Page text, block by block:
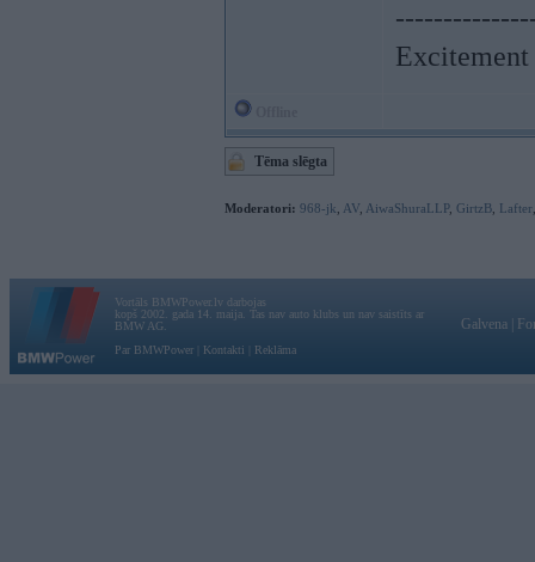
Tēma slēgta
Moderatori: 968-jk AV AiwaShuraLLP, GirtzB Lafter
Vortāls BMWPower.lv darbojas
kopš 2002. gada 14. maija. Tas nav auto klubs un nav saistīts ar
BMW AG.
Par BMWPower
Kontakti Reklāma
Galvena